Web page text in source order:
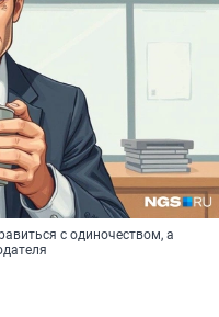
с одиночеством, а